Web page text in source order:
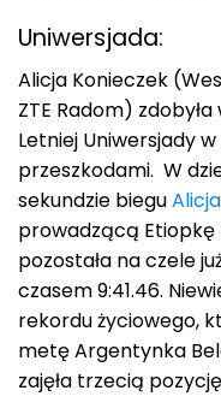
Uniwersjada:
Alicja Konieczek
ZTE Radom)
Letniej Uniwersjady
przeszkodami. W
sekundzie biegu
prowadzącą Etiopkę
pozostała na czele
czasem 9:41.46.
rekordu życiowego,
metę Argentynka
zajęła trzecią